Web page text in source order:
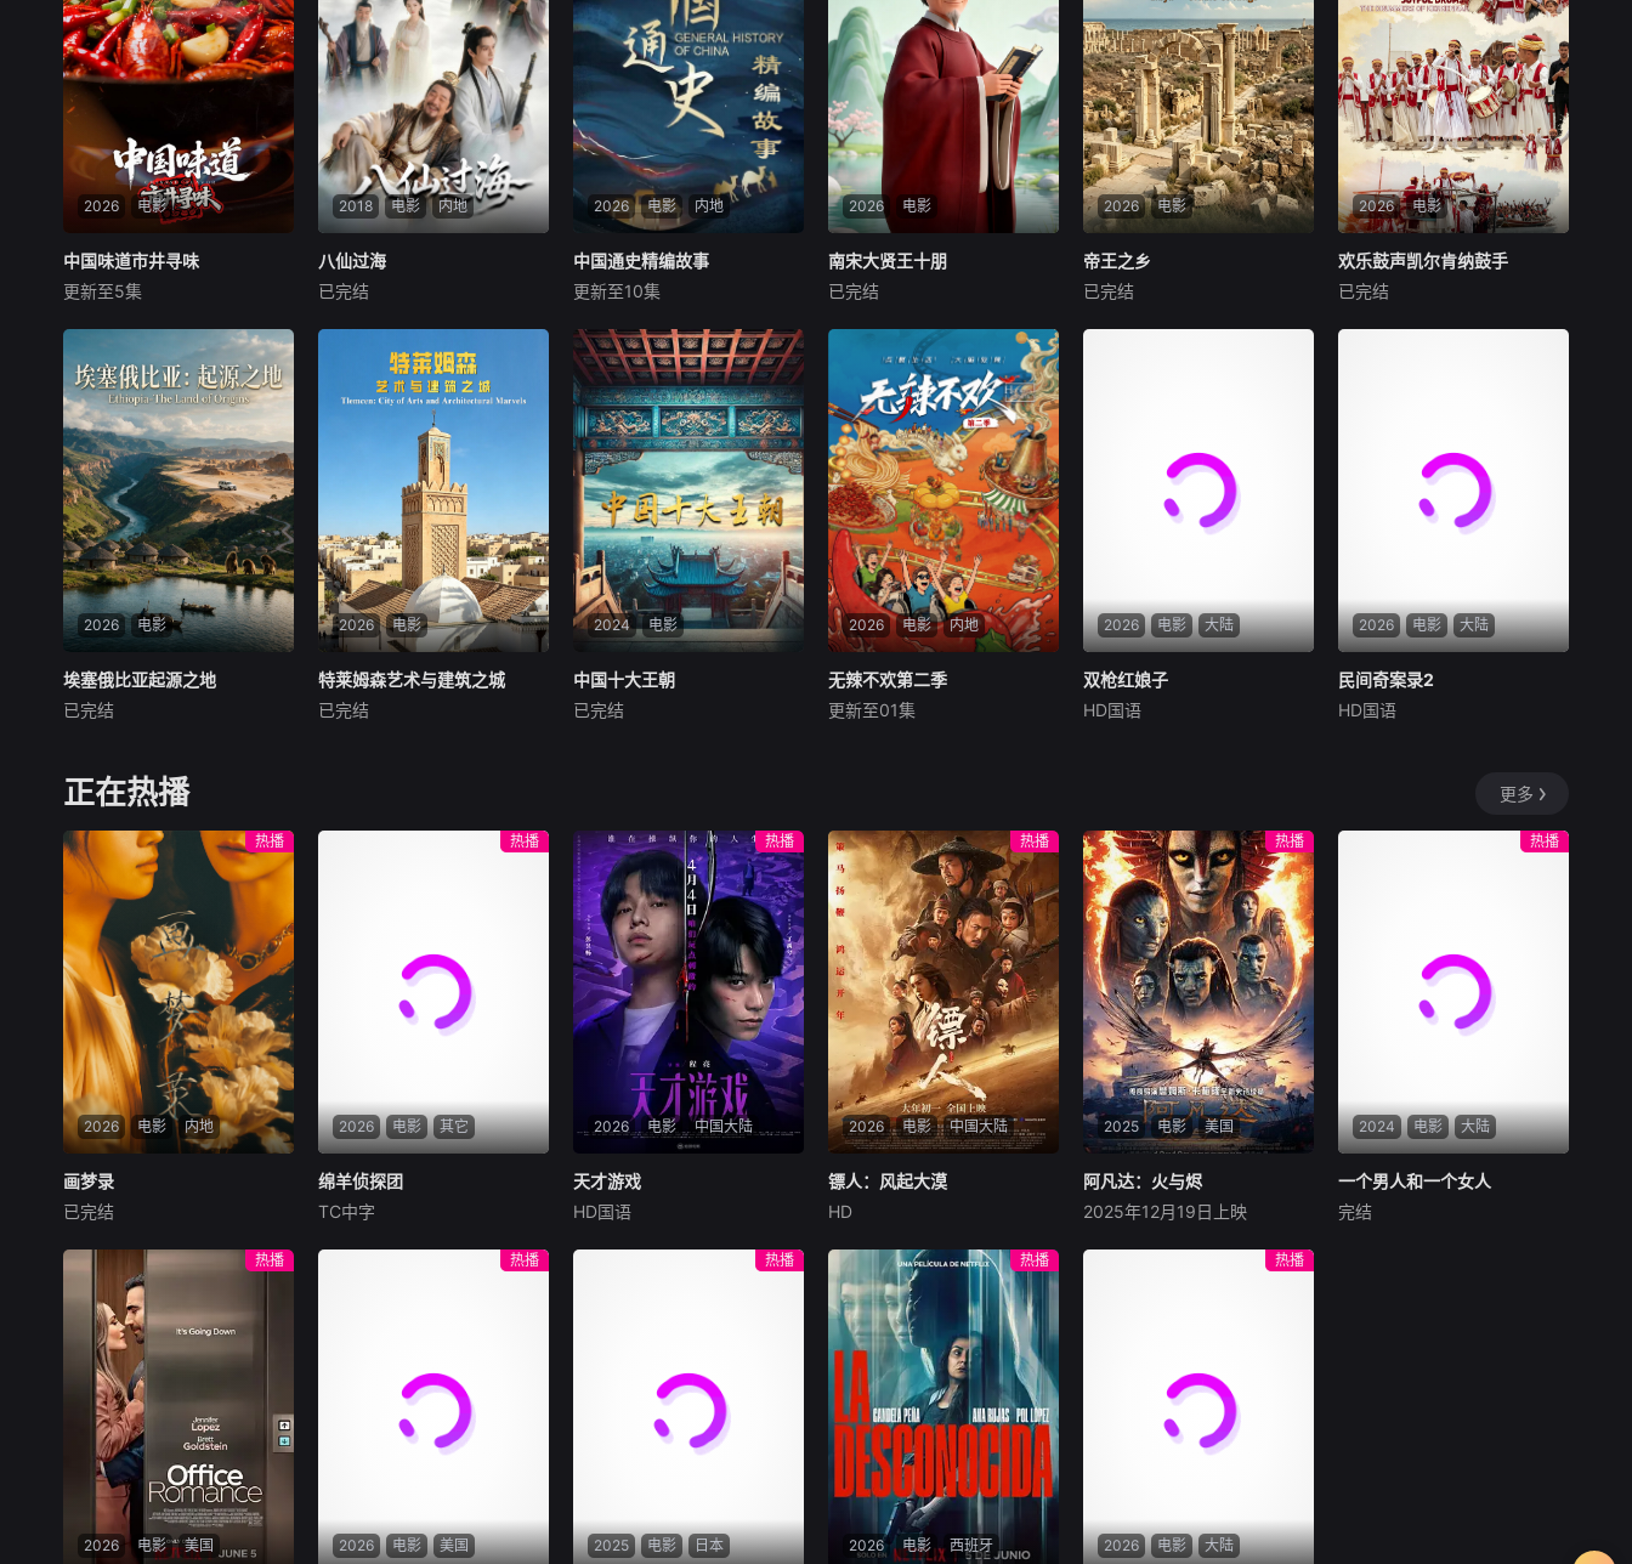
2026 电影
中国味道市井寻味
未知
《中国味道·市井寻味》走遍大
江南北，聚焦十组最接地气的
美食图景：从一锅乱炖的豪
迈，到明火直烤的奔放；从辣
度爆表的酣畅，到反差之味的
惊喜；从时令山野的鲜灵，到
下水全物的逆袭与入席。更有
舌尖上的非遗传承，
中国味道市井寻味
更新至5集
2018 电影 内地
八仙过海
未知
山东蓬莱海边的八仙石雕，承
载着家喻户晓的民间传神话。
八位身世各不相同的凡人，各
持法器得道成仙，流传下黄粱
一梦、倒骑毛驴等诸多趣闻，
其中最广为流传的八仙过海、
各显神通勇斗龙王的故事，不
仅是奇幻神话，更藏着古时百
姓对惩恶扬善、和而不同的美
好期盼。
八仙过海
已完结
2026 电影 内地
中国通史精编故事
未知
本片立足宏阔历史视野，系统
梳理自文明起源至1911年的中
国古代历史。在保留原作对统
一多民族国家形成及中华文明
发展主线的基础上，精编版进
一步优化叙事结构，聚焦历代
治乱兴衰的关键节点与历史人
物命运，强化内容的情节张力
与视听表现力。删削繁冗，力
求在严谨底色之上，生动揭示
历史演进的内在逻辑与规律，
为观众呈现一部脉络清晰、史
实翔实、引人入胜的影像中国
通史。
中国通史精编故事
更新至10集
2026 电影
南宋大贤王十朋
未知
聚焦南宋“状元贤守”王十朋，
以人物生平为轴、精神内核为
魂，串联其求学、治家、从
政、交友、寄情山水的完整人
生，既还原一位“清廉刚直、
勤民务实”的古代贤士形象，
又挖掘其思想与实践对当代的
现实意义，是兼具历
南宋大贤王十朋
已完结
2026 电影
帝王之乡
未知
聚焦利比亚古城勒卜达，位于
帝王之乡
已完结
2026 电影
欢乐鼓声凯尔肯纳鼓手
未知
介绍凯尔肯纳群岛的民间民俗
为“阿拉伯世界的民间艺术”
欢乐鼓声凯尔肯纳鼓手
已完结
2026 电影
埃塞俄比亚起源之地
未知
ot;非洲屋脊&amp;quot;与&a
mp;quot;人类起源的故乡&am
amp;quot;露西&amp;quot;骨
架化石在此出土，向世界证明
这里是人类先祖直立行走的起
点；西南部的卡法高原，则孕
育了世界上第一杯咖啡的醇
香。本片以&amp;quot;起源&
amp;quot;为
埃塞俄比亚起源之地
已完结
2026 电影
未知
场、文化宫以及安达卢斯研究
特莱姆森艺术与建筑之城
已完结
2024 电影
中国十大王朝
未知
映十大王朝的政治、军事、经
济、文化、艺术、科技等方面
的成就，让历史自己来说话，
深刻揭示中国社会由
中国十大王朝
已完结
2026 电影 内地
无辣不欢第二季
未知
像，深入探寻这款当代&amp;
quot;情绪释放器&amp;quot;
如何一辣解千愁。本季我们再
次出发，走遍辣域多地，用火
辣风味串联市井日常与人间温
情，描摹国人豁达热烈、向阳
而生的生活本色。
无辣不欢第二季
更新至01集
2026 电影 大陆
双枪红娘子
刘姝彤
决心投身革命。日军欲诱杀高
胜男，她孤身赴战舍命换乡亲
周全。千钧一发间，八路军突
袭而至全歼敌寇，
双枪红娘子
HD国语
2026 电影 大陆
民间奇案录2
古斌
件，勘案过程中，牵引出“婴
妖异事件，张天盛虽被种种诡
民间奇案录2
HD国语
正在热播 更多
2026 电影 内地
热播
画梦录
代露娃
民国的上海滩，身怀绝技的孤
女画师许雁真，意外与身陷危
局的融汇银行总账姜心羽产生
交集。姜心羽遭人陷害，只得
与许雁真结盟，彼时银行欲将
国宝名画低价卖给外国人，许
雁真凭借自身精湛画技仿造名
画、偷天换日。几经波折，两
人联手在各方势力的夹缝间巧
妙周旋，共历险阻，破解重重
困境。
画梦录
已完结
2026 电影 其它
热播
绵羊侦探团
产，让每个人貌似都有犯罪动
机。警察毫无头绪之时，羊群
们决定“不务正业”迈出牧场，
追查牧羊人“躺平
绵羊侦探团
TC中字
2026 电影 中国大陆
热播
天才游戏
彭昱畅
穷途末路的天才少年刘全龙
名表、神秘女友全部备齐，在
陈伦的精心打造下，刘全龙瞬
间拥有顶配人生。
天才游戏
HD国语
2026 电影 中国大陆
热播
镖人：风起大漠
大漠之上，镖人、官府、西域
五大家族等多方势力盘根错
节、暗潮涌动。“天字第二号
逃犯”刀马接下特殊押镖任
务，和同伴一起从西域护镖远
赴长安。不料，他们的护送对
象竟是“天字第一号逃犯”知世
郎……天下熙熙皆为利来，各
方势力闻风入局，抢镖厮杀接
连上演……
镖人：风起大漠
HD
2025 电影 美国
热播
阿凡达：火与烬
萨姆·沃辛顿
佐伊·索尔达娜
护血脉相连的情感纽带的历
程，从而将故事推向更具张力
的全新维度。此外，潘多拉的
全新领域也即将揭晓
阿凡达：火与烬
2025年12月19日上映
2024 电影 大陆
热播
一个男人和一个女人
黄渤
一个男人和一个女人
完结
2026 电影 美国
热播
2026 电影 美国
热播
2025 电影 日本
热播
2026 电影 西班牙
热播
2026 电影 大陆
热播